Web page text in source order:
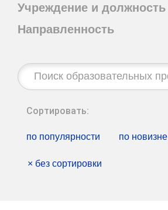
Учреждение и должность
Направленность
Строка
поиска:
Сортировать:
по популярности по новизне
× без сортировки